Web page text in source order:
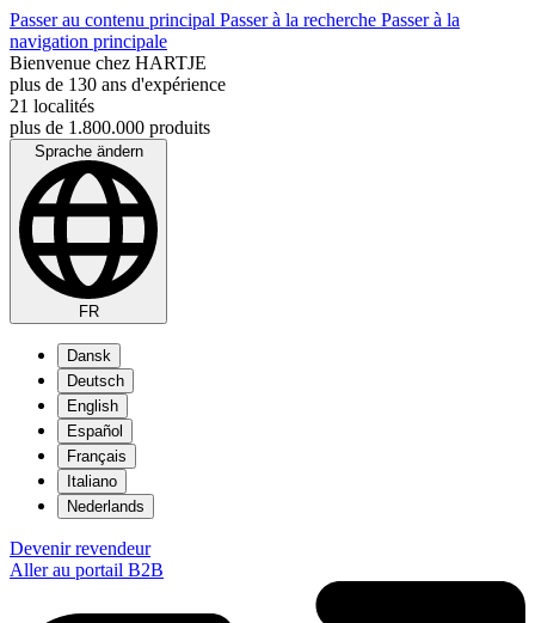
Passer au contenu principal Passer à la recherche Passer à la
navigation principale
Bienvenue chez HARTJE
plus de 130 ans d'expérience
21 localités
plus de 1.800.000 produits
Sprache ändern
FR
Dansk
Deutsch
English
Español
Français
Italiano
Nederlands
Devenir revendeur
Aller au portail B2B